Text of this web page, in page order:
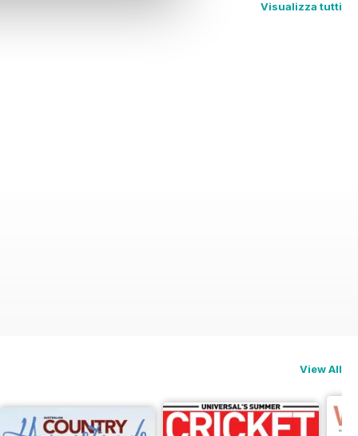
Visualizza tutti
View All